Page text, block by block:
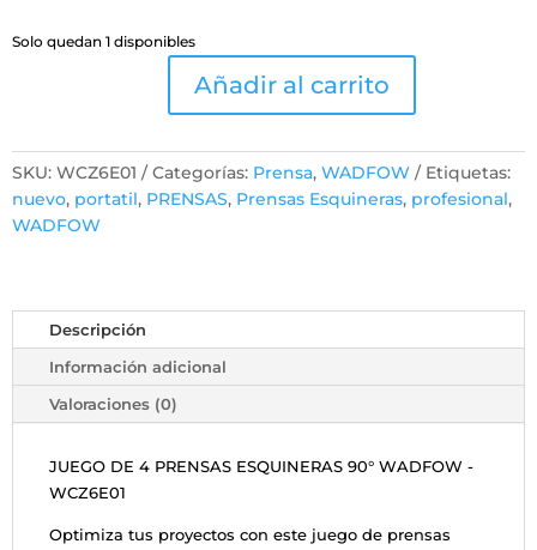
Solo quedan 1 disponibles
4
Prensas
Esquineras
90°
y
Marco
WADFOW
-
WCZ6E01
Añadir al carrito
SKU: WCZ6E01 Categorías: Prensa, WADFOW
Etiquetas:
nuevo, portatil, PRENSAS, Prensas Esquineras, profesional,
WADFOW
Descripción
Información adicional
Valoraciones (0)
JUEGO DE 4 PRENSAS ESQUINERAS 90° WADFOW -
WCZ6E01
Optimiza tus proyectos con este juego de prensas